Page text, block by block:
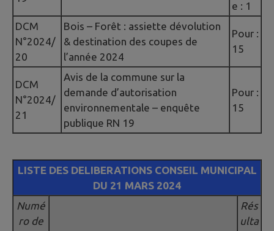
e : 1
DCM
N°2024/
20
Bois – Forêt : assiette dévolution
& destination des coupes de
l’année 2024
Pour :
15
DCM
N°2024/
21
Avis de la commune sur la
demande d’autorisation
environnementale – enquête
publique RN 19
Pour :
15
LISTE DES DELIBERATIONS CONSEIL MUNICIPAL
DU 21 MARS 2024
Numé
ro de
Rés
ulta